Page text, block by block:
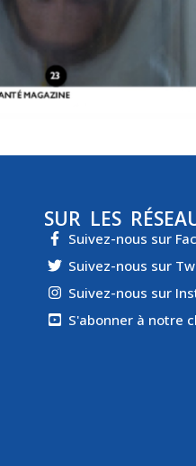
SUR LES
Suivez-nous sur
Suivez-nous sur
Suivez-nous sur
S'abonner à notre